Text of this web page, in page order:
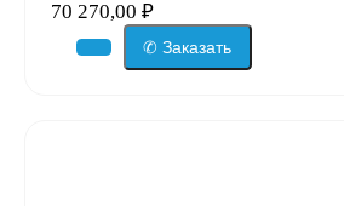
70 270,00 ₽
✆ Заказать